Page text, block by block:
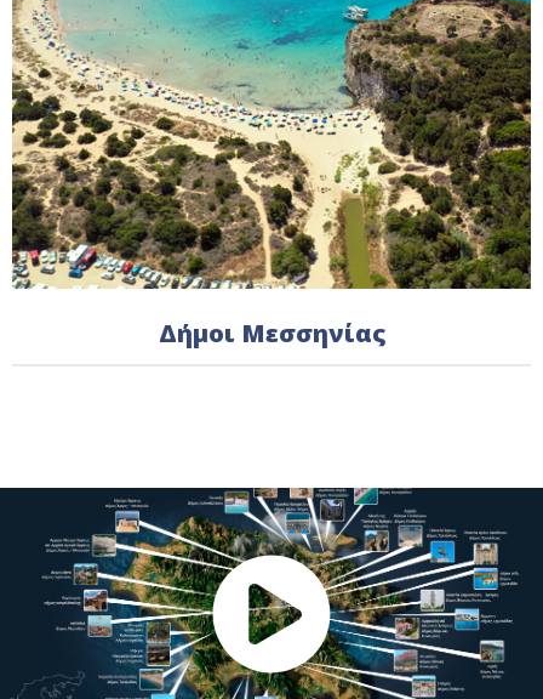
Δήμοι Μεσσηνίας